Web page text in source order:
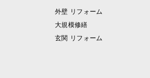
外壁 リフォーム
大規模修繕
玄関 リフォーム